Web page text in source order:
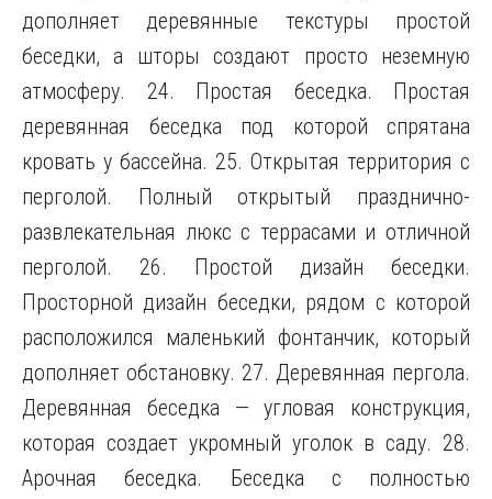
дополняет деревянные текстуры простой
беседки, а шторы создают просто неземную
атмосферу. 24. Простая беседка. Простая
деревянная беседка под которой спрятана
кровать у бассейна. 25. Открытая территория с
перголой. Полный открытый празднично-
развлекательная люкс с террасами и отличной
перголой. 26. Простой дизайн беседки.
Просторной дизайн беседки, рядом с которой
расположился маленький фонтанчик, который
дополняет обстановку. 27. Деревянная пергола.
Деревянная беседка — угловая конструкция,
которая создает укромный уголок в саду. 28.
Арочная беседка. Беседка с полностью